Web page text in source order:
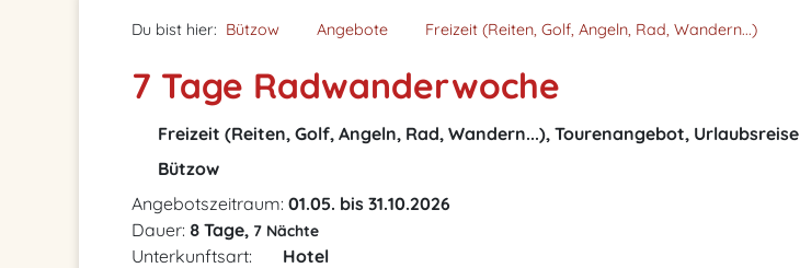
Du bist hier: Bützow Angebote Freizeit (Reiten, Golf, Angeln, Rad, Wandern...)
7 Tage Radwanderwoche
Freizeit (Reiten, Golf, Angeln, Rad, Wandern...), Tourenangebot, Urlaubsreise
Bützow
Angebotszeitraum: 01.05. bis 31.10.2026
Dauer: 8 Tage, 7 Nächte
Unterkunftsart: Hotel